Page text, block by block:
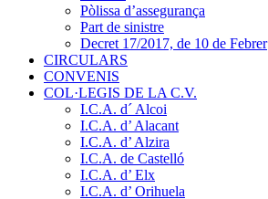
Pòlissa d’assegurança
Part de sinistre
Decret 17/2017, de 10 de Febrer
CIRCULARS
CONVENIS
COL·LEGIS DE LA C.V.
I.C.A. d´ Alcoi
I.C.A. d’ Alacant
I.C.A. d’ Alzira
I.C.A. de Castelló
I.C.A. d’ Elx
I.C.A. d’ Orihuela